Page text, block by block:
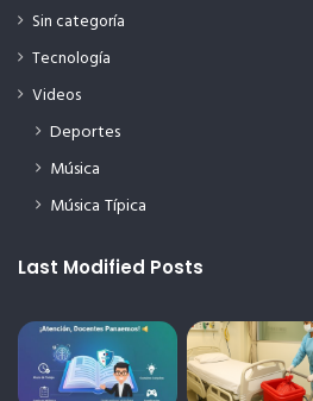
Sin categoría
Tecnología
Videos
Deportes
Música
Música Típica
Last Modified Posts